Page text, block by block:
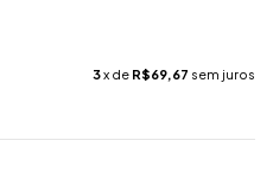
3x de R$69,67 sem juros